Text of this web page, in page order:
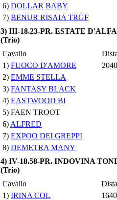
6) DOLLAR BABY
7) BENUR RISAIA TRGF
3) III-18.23-PR. ESTATE
(Trio)
Cavallo
1) FUOCO D'AMORE 2040
2) EMME STELLA
3) FANTASY BLACK
4) EASTWOOD BI
5) FAEN TROOT
6) ALFRED
7) EXPOO DEI GREPPI
8) DEMETRA MANY
4) IV-18.58-PR. INDOVINA
(Trio)
Cavallo
1) IRINA COL 1640